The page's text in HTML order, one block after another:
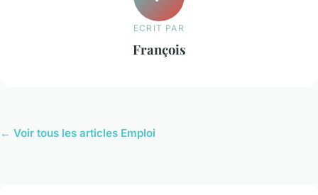
ECRIT PAR
François
← Voir tous les articles Emploi